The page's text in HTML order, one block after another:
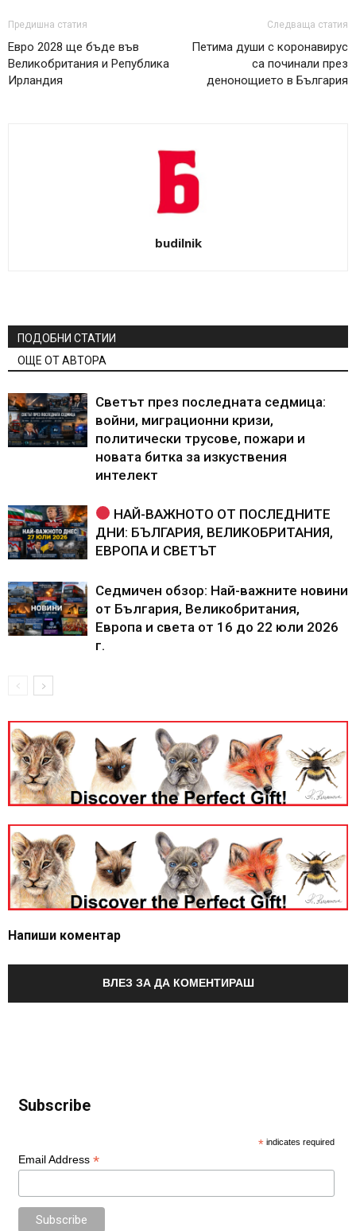
Предишна статия
Евро 2028 ще бъде във
Великобритания и Република
Ирландия
Следваща статия
Петима души с коронавирус
са починали през
денонощието в България
budilnik
ПОДОБНИ СТАТИИ
ОЩЕ ОТ АВТОРА
Светът през последната седмица:
войни, миграционни кризи,
политически трусове, пожари и
новата битка за изкуствения
интелект
НАЙ-ВАЖНОТО ОТ ПОСЛЕДНИТЕ
ДНИ: БЪЛГАРИЯ, ВЕЛИКОБРИТАНИЯ,
ЕВРОПА И СВЕТЪТ
Седмичен обзор: Най-важните новини
от България, Великобритания,
Европа и света от 16 до 22 юли 2026
г.
Напиши коментар
ВЛЕЗ ЗА ДА КОМЕНТИРАШ
Subscribe
* indicates required
Email Address *